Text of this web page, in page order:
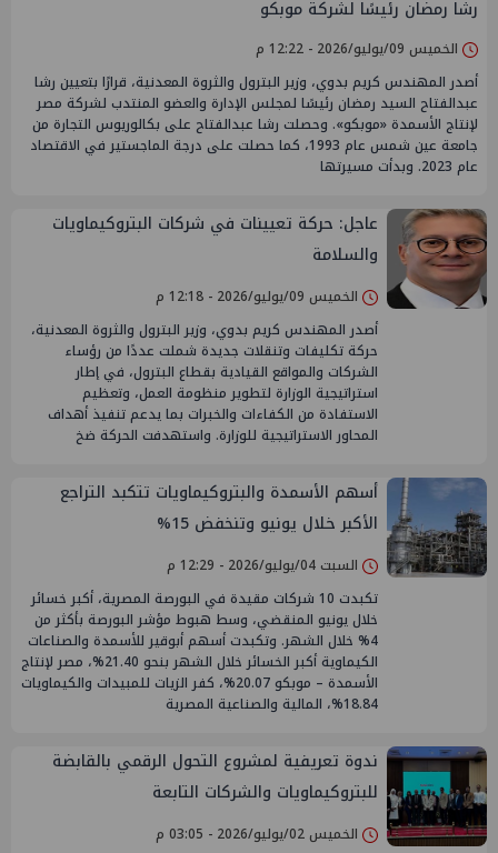
رشا رمضان رئيسًا لشركة موبكو
الخميس 09/يوليو/2026 - 12:22 م
أصدر المهندس كريم بدوي، وزير البترول والثروة المعدنية، قرارًا بتعيين رشا
عبدالفتاح السيد رمضان رئيسًا لمجلس الإدارة والعضو المنتدب لشركة مصر
لإنتاج الأسمدة «موبكو». وحصلت رشا عبدالفتاح على بكالوريوس التجارة من
جامعة عين شمس عام 1993، كما حصلت على درجة الماجستير في الاقتصاد
عام 2023. وبدأت مسيرتها
عاجل: حركة تعيينات في شركات البتروكيماويات
والسلامة
الخميس 09/يوليو/2026 - 12:18 م
أصدر المهندس كريم بدوي، وزير البترول والثروة المعدنية،
حركة تكليفات وتنقلات جديدة شملت عددًا من رؤساء
الشركات والمواقع القيادية بقطاع البترول، في إطار
استراتيجية الوزارة لتطوير منظومة العمل، وتعظيم
الاستفادة من الكفاءات والخبرات بما يدعم تنفيذ أهداف
المحاور الاستراتيجية للوزارة. واستهدفت الحركة ضخ
أسهم الأسمدة والبتروكيماويات تتكبد التراجع
الأكبر خلال يونيو وتنخفض 15%
السبت 04/يوليو/2026 - 12:29 م
تكبدت 10 شركات مقيدة في البورصة المصرية، أكبر خسائر
خلال يونيو المنقضي، وسط هبوط مؤشر البورصة بأكثر من
4% خلال الشهر. وتكبدت أسهم أبوقير للأسمدة والصناعات
الكيماوية أكبر الخسائر خلال الشهر بنحو 21.40%، مصر لإنتاج
الأسمدة – موبكو 20.07%، كفر الزيات للمبيدات والكيماويات
18.84%، المالية والصناعية المصرية
ندوة تعريفية لمشروع التحول الرقمي بالقابضة
للبتروكيماويات والشركات التابعة
الخميس 02/يوليو/2026 - 03:05 م